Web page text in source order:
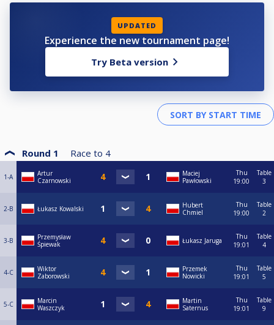
UPDATED
Experience the new tournament page!
Try Beta version
Round 1 Race to 4
1-A
Artur
Czarnowski
Maciej
Pawłowski
Thu
19:00
Table
3
2-B Łukasz Kowalski
Hubert
Chmiel
Thu
19:00
Table
2
3-B
Przemysław
Śpiewak
Łukasz Jaruga
Thu
19:01
Table
4
4-C
Wiktor
Zaborowski
Przemek
Nowicki
Thu
19:01
Table
5
5-C
Marcin
Waszczyk
Martin
Saternus
Thu
19:01
Table
9